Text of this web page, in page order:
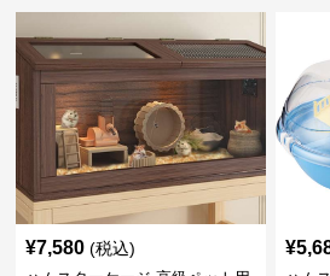
¥7,580 (税込) ¥